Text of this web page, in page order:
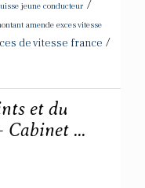
jeune conducteur /
amende exces vitesse
de vitesse france /
et du
Cabinet ...